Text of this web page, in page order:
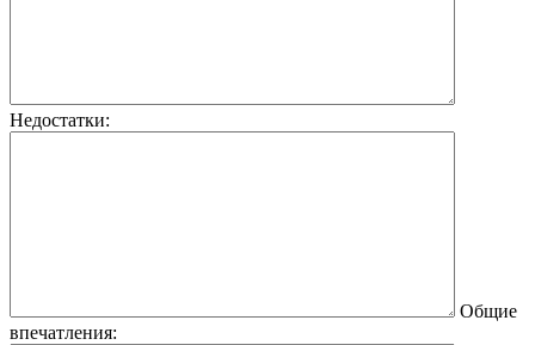
Недостатки:
Общие
впечатления: